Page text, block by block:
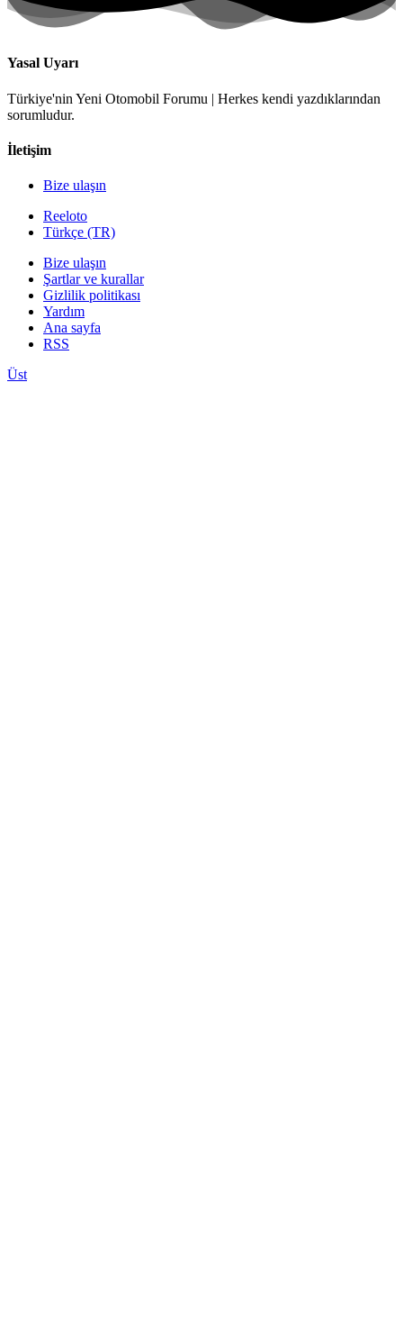
Yasal Uyarı
Türkiye'nin Yeni Otomobil Forumu | Herkes kendi yazdıklarından
sorumludur.
İletişim
Bize ulaşın
Reeloto
Türkçe (TR)
Bize ulaşın
Şartlar ve kurallar
Gizlilik politikası
Yardım
Ana sayfa
RSS
Üst